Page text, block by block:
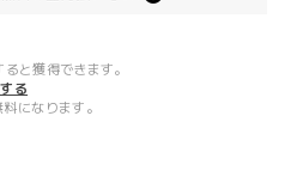
ると獲得できます。
る
になります。